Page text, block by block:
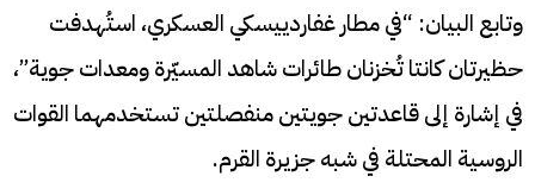
وتابع البيان: “في مطار غفاردييسكي العسكري، استُهدفت
حظيرتان كانتا تُخزنان طائرات شاهد المسيّرة ومعدات جوية”،
في إشارة إلى قاعدتين جويتين منفصلتين تستخدمهما القوات
الروسية المحتلة في شبه جزيرة القرم.